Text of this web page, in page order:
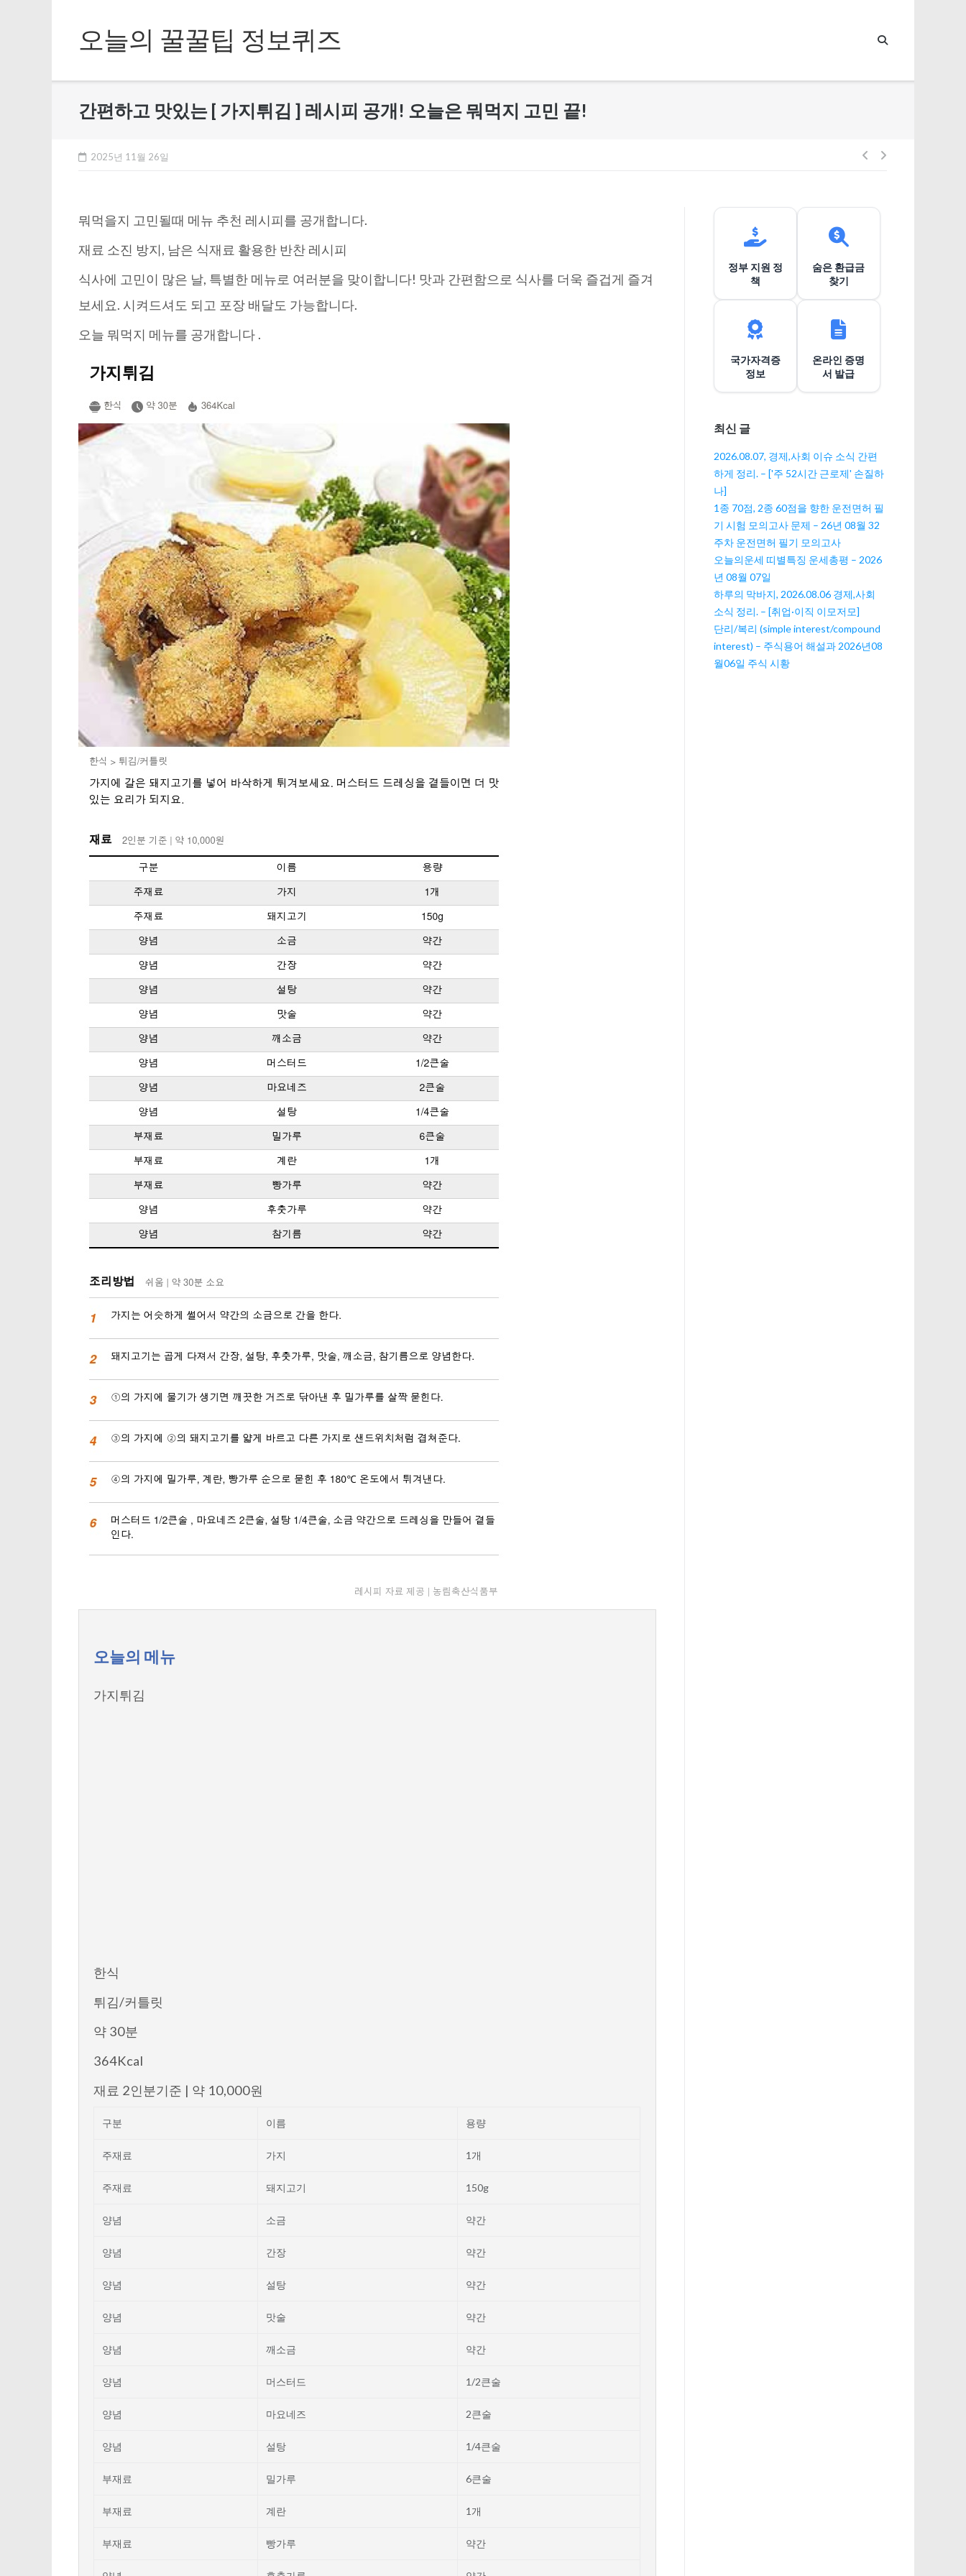
content오늘의 꿀꿀팁 정보퀴즈
간편하고 맛있는 [ 가지튀김 ] 레시피 공개! 오늘은 뭐먹지 고민 끝!
2025년 11월 26일
글
게
이
뭐먹을지 고민될때 메뉴 추천 레시피를 공개합니다.
재료 소진 방지, 남은 식재료 활용한 반찬 레시피
식사에 고민이 많은 날, 특별한 메뉴로 여러분을 맞이합니다! 맛과 간편함으로 식사를 더욱 즐겁게 즐겨
보세요. 시켜드셔도 되고 포장 배달도 가능합니다.
오늘 뭐먹지 메뉴를 공개합니다 .
오늘의 메뉴
가지튀김
한식
튀김/커틀릿
약 30분
364Kcal
재료 2인분기준 | 약 10,000원
구분 이름 용량
주재료 가지 1개
주재료 돼지고기 150g
양념 소금 약간
양념 간장 약간
양념 설탕 약간
양념 맛술 약간
양념 깨소금 약간
양념 머스터드 1/2큰술
양념 마요네즈 2큰술
양념 설탕 1/4큰술
부재료 밀가루 6큰술
부재료 계란 1개
부재료 빵가루 약간
정부 지원 정
책
숨은 환급금
찾기
국가자격증
정보
온라인 증명
서 발급
최신 글
2026.08.07, 경제,사회 이슈 소식 간편
하게 정리. – ['주 52시간 근로제' 손질하
나]
1종 70점, 2종 60점을 향한 운전면허 필
기 시험 모의고사 문제 – 26년 08월 32
주차 운전면허 필기 모의고사
오늘의운세 띠별특징 운세총평 – 2026
년 08월 07일
하루의 막바지, 2026.08.06 경제,사회
소식 정리. – [취업·이직 이모저모]
단리/복리 (simple interest/compound
interest) – 주식용어 해설과 2026년08
월06일 주식 시황